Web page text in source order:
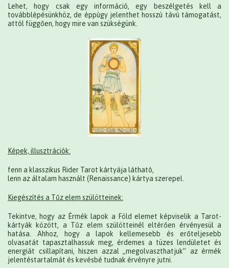
Lehet, hogy csak egy információ, egy beszélgetés kell a
továbblépésünkhöz, de éppúgy jelenthet hosszú távú támogatást,
attól függően, hogy mire van szükségünk.
Képek, illusztrációk:
fenn a klasszikus Rider Tarot kártyája látható,
lenn az általam használt (Renaissance) kártya szerepel.
Kiegészítés a Tűz elem szülötteinek:
Tekintve, hogy az Érmék lapok a Föld elemet képviselik a Tarot-
kártyák között, a Tűz elem szülötteinél eltérően érvényesül a
hatása. Ahhoz, hogy a lapok kellemesebb és erőteljesebb
olvasatát tapasztalhassuk meg, érdemes a tüzes lendületet és
energiát csillapítani, hiszen azzal „megolvaszthatjuk” az érmék
jelentéstartalmát és kevésbé tudnak érvényre jutni.